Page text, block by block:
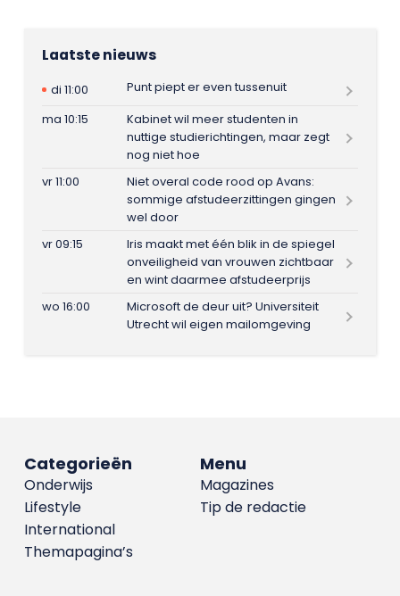
Laatste nieuws
di 11:00
Punt piept er even tussenuit
ma 10:15
Kabinet wil meer studenten in
nuttige studierichtingen, maar zegt
nog niet hoe
vr 11:00
Niet overal code rood op Avans:
sommige afstudeerzittingen gingen
wel door
vr 09:15
Iris maakt met één blik in de spiegel
onveiligheid van vrouwen zichtbaar
en wint daarmee afstudeerprijs
wo 16:00
Microsoft de deur uit? Universiteit
Utrecht wil eigen mailomgeving
Menu
Magazines
Tip de redactie
Categorieën
Onderwijs
Lifestyle
International
Themapagina’s